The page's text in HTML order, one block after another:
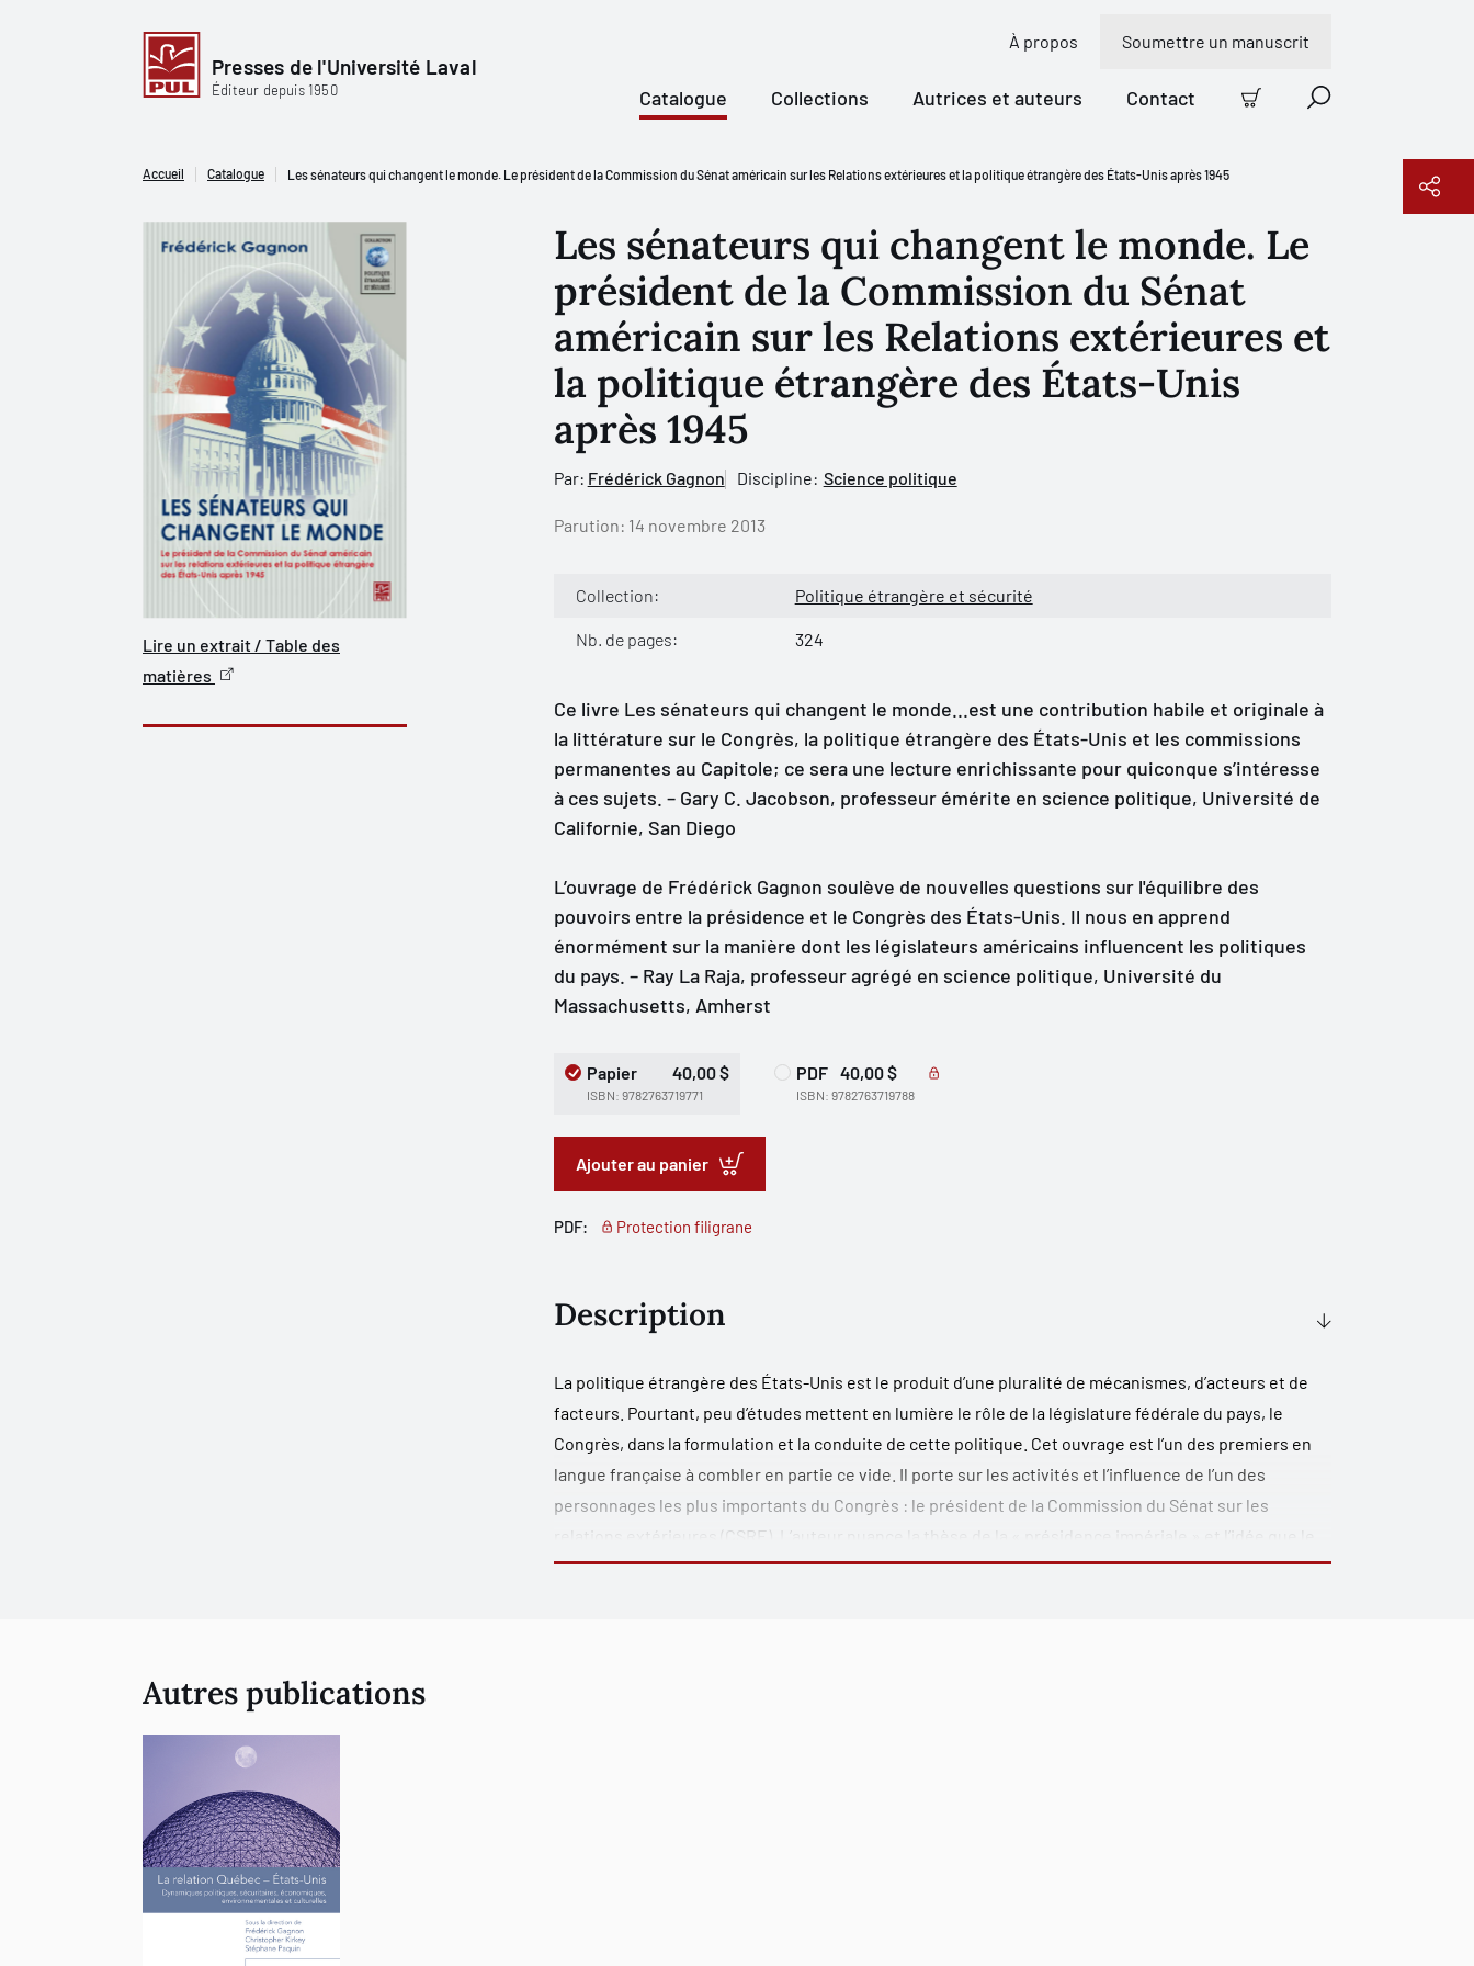
Presses de l'Université Laval
Éditeur depuis 1950
À propos Soumettre un manuscrit
Catalogue Collections Autrices et auteurs Contact
Panier Recherche
Accueil Catalogue Les sénateurs qui changent le monde. Le président de la Commission du Sénat américain sur les Relations extérieures et la politique étrangère des États-Unis après 1945
Copier le lien
Lire un extrait / Table des
matières
Les sénateurs qui changent le monde. Le
président de la Commission du Sénat
américain sur les Relations extérieures et
la politique étrangère des États-Unis
après 1945
Par: Frédérick Gagnon Discipline: Science politique
Parution: 14 novembre 2013
Collection: Politique étrangère et sécurité
Nb. de pages: 324
Ce livre Les sénateurs qui changent le monde...est une contribution habile et originale à
la littérature sur le Congrès, la politique étrangère des États-Unis et les commissions
permanentes au Capitole; ce sera une lecture enrichissante pour quiconque s’intéresse
à ces sujets. – Gary C. Jacobson, professeur émérite en science politique, Université de
Californie, San Diego
L’ouvrage de Frédérick Gagnon soulève de nouvelles questions sur l'équilibre des
pouvoirs entre la présidence et le Congrès des États-Unis. Il nous en apprend
énormément sur la manière dont les législateurs américains influencent les politiques
du pays. – Ray La Raja, professeur agrégé en science politique, Université du
Massachusetts, Amherst
Papier 40,00 $
ISBN: 9782763719771
PDF 40,00 $
ISBN: 9782763719788
Ajouter au panier
PDF: Protection filigrane
Description
La politique étrangère des États-Unis est le produit d’une pluralité de mécanismes, d’acteurs et de
facteurs. Pourtant, peu d’études mettent en lumière le rôle de la législature fédérale du pays, le
Congrès, dans la formulation et la conduite de cette politique. Cet ouvrage est l’un des premiers en
langue française à combler en partie ce vide. Il porte sur les activités et l’influence de l’un des
personnages les plus importants du Congrès : le président de la Commission du Sénat sur les
relations extérieures (CSRE). L’auteur nuance la thèse de la « présidence impériale » et l’idée que le
président des États-Unis mène la politique étrangère seul et à sa guise. Il étudie en profondeur les
Autres publications